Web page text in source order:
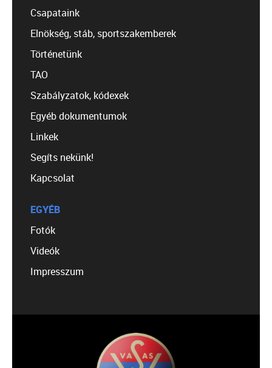
Csapataink
Elnökség, stáb, sportszakemberek
Történetünk
TAO
Szabályzatok, kódexek
Egyéb dokumentumok
Linkek
Segíts nekünk!
Kapcsolat
EGYÉB
Fotók
Videók
Impresszum